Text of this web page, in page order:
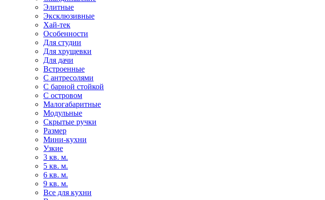
Элитные
Эксклюзивные
Хай-тек
Особенности
Для студии
Для хрущевки
Для дачи
Встроенные
С антресолями
С барной стойкой
С островом
Малогабаритные
Модульные
Скрытые ручки
Размер
Мини-кухни
Узкие
3 кв. м.
5 кв. м.
6 кв. м.
9 кв. м.
Все для кухни